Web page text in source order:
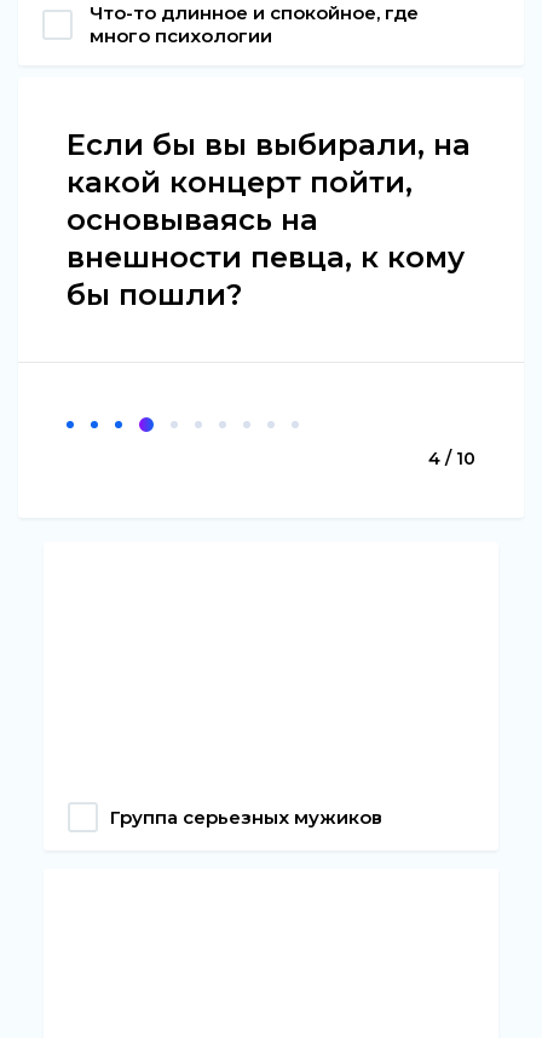
Что-то длинное и спокойное, где
много психологии
Если бы вы выбирали, на
какой концерт пойти,
основываясь на
внешности певца, к кому
бы пошли?
4 / 10
Группа серьезных мужиков